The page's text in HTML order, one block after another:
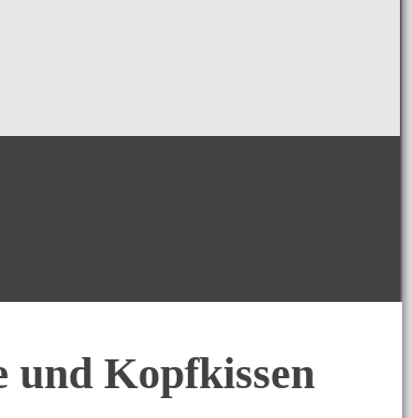
und Kopfkissen